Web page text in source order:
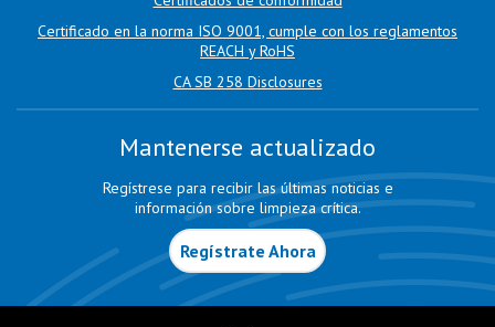
Certificado en la norma ISO 9001, cumple con los reglamentos
REACH y RoHS
CA SB 258 Disclosures
Mantenerse actualizado
Regístrese para recibir las últimas noticias e
información sobre limpieza crítica.
Regístrate Ahora